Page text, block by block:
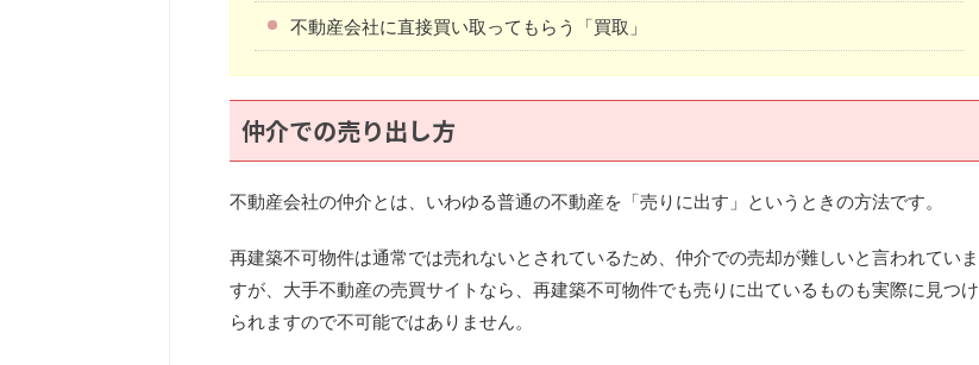
不動産会社に直接買い取ってもらう「買取」
仲介での売り出し方
不動産会社の仲介とは、いわゆる普通の不動産を「売りに出す」というときの方法です。
再建築不可物件は通常では売れないとされているため、仲介での売却が難しいと言われていま
すが、大手不動産の売買サイトなら、再建築不可物件でも売りに出ているものも実際に見つけ
られますので不可能ではありません。